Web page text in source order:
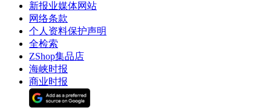
新报业媒体网站
网络条款
个人资料保护声明
全检索
ZShop集品店
海峡时报
商业时报